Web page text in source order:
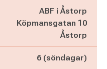
ABF i Åstorp
Köpmansgatan 10
Åstorp
6 (söndagar)